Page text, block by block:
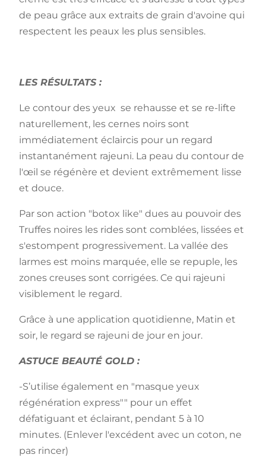
de peau grâce aux extraits de grain d'avoine qui
respectent les peaux les plus sensibles.
LES RÉSULTATS :
Le contour des yeux se rehausse et se re-lifte
naturellement, les cernes noirs sont
immédiatement éclaircis pour un regard
instantanément rajeuni. La peau du contour de
l'œil se régénère et devient extrêmement lisse
et douce.
Par son action "botox like" dues au pouvoir des
Truffes noires les rides sont comblées, lissées et
s'estompent progressivement. La vallée des
larmes est moins marquée, elle se repuple, les
zones creuses sont corrigées. Ce qui rajeuni
visiblement le regard.
Grâce à une application quotidienne, Matin et
soir, le regard se rajeuni de jour en jour.
ASTUCE BEAUTÉ GOLD :
-S’utilise également en "masque yeux
régénération express"" pour un effet
défatiguant et éclairant, pendant 5 à 10
minutes. (Enlever l'excédent avec un coton, ne
pas rincer)